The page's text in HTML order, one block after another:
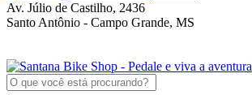
Av. Júlio de Castilho, 2436
Santo Antônio - Campo Grande, MS